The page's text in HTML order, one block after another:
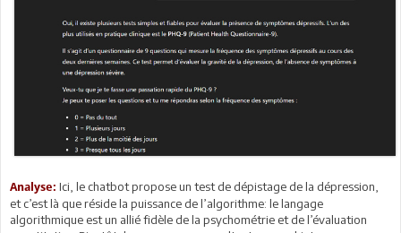
Analyse: Ici, le chatbot propose un test de dépistage de la dépression,
et c’est là que réside la puissance de l’algorithme: le langage
algorithmique est un allié fidèle de la psychométrie et de l’évaluation